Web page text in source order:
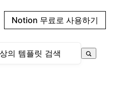
Notion 무료로 사용하기